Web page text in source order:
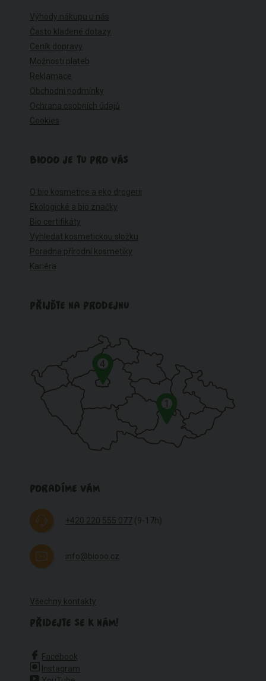
Výhody nákupu u nás
Často kladené dotazy
Ceník dopravy
Možnosti plateb
Reklamace
Obchodní podmínky
Ochrana osobních údajů
Cookies
BIOOO JE TU PRO VÁS
O bio kosmetice a eko drogerii
Ekologické a bio značky
Bio certifikáty
Vyhledat kosmetickou složku
Poradna přírodní kosmetiky
Kariéra
PŘIJĎTE NA PRODEJNU
1
4
PORADÍME VÁM
+420 220 555 077 (9-17h)
info@biooo.cz
Všechny kontakty
PŘIDEJTE SE K NÁM!
Facebook
Instagram